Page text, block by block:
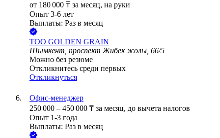
от 180 000 ₸ за месяц, на руки
Опыт 3-6 лет
Выплаты: Раз в месяц
ТОО GOLDEN GRAIN
Шымкент, проспект Жибек жолы, 66/5
Можно без резюме
Откликнитесь среди первых
Откликнуться
Офис-менеджер
250 000 – 450 000 ₸ за месяц, до вычета налогов
Опыт 1-3 года
Выплаты: Раз в месяц